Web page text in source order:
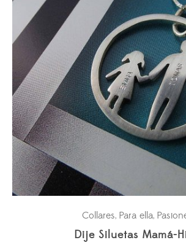
Collares, Para ella,
Dije Siluetas Mamá-